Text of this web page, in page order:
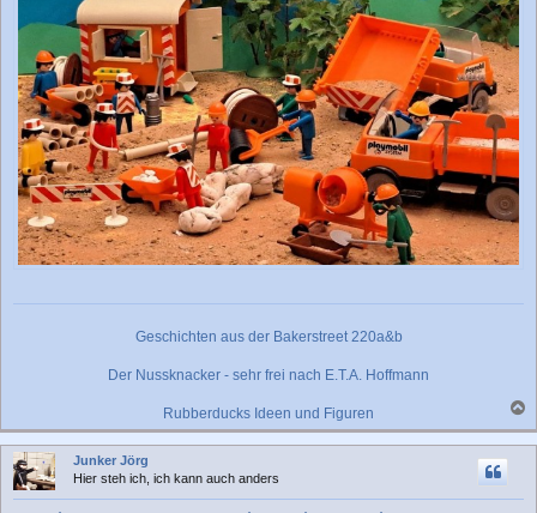
Geschichten aus der Bakerstreet 220a&b
Der Nussknacker - sehr frei nach E.T.A. Hoffmann
Rubberducks Ideen und Figuren
a
c
Junker Jörg
Hier steh ich, ich kann auch anders